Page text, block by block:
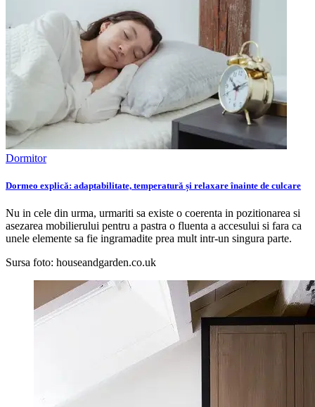
Dormitor
Dormeo explică: adaptabilitate, temperatură și relaxare înainte de culcare
Nu in cele din urma, urmariti sa existe o coerenta in pozitionarea si
asezarea mobilierului pentru a pastra o fluenta a accesului si fara ca
unele elemente sa fie ingramadite prea mult intr-un singura parte.
Sursa foto: houseandgarden.co.uk